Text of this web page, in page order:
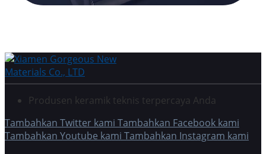
Produsen keramik teknis terpercaya Anda
Tambahkan Twitter kami Tambahkan Facebook kami
Tambahkan Youtube kami Tambahkan Instagram kami